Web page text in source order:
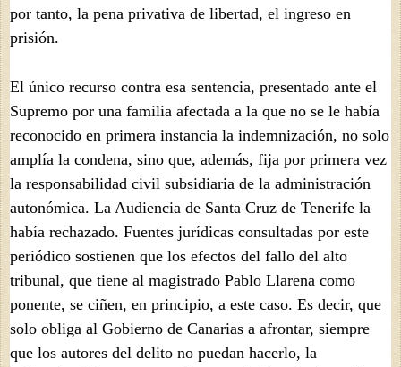
por tanto, la pena privativa de libertad, el ingreso en
prisión.
El único recurso contra esa sentencia, presentado ante el
Supremo por una familia afectada a la que no se le había
reconocido en primera instancia la indemnización, no solo
amplía la condena, sino que, además, fija por primera vez
la responsabilidad civil subsidiaria de la administración
autonómica. La Audiencia de Santa Cruz de Tenerife la
había rechazado. Fuentes jurídicas consultadas por este
periódico sostienen que los efectos del fallo del alto
tribunal, que tiene al magistrado Pablo Llarena como
ponente, se ciñen, en principio, a este caso. Es decir, que
solo obliga al Gobierno de Canarias a afrontar, siempre
que los autores del delito no puedan hacerlo, la